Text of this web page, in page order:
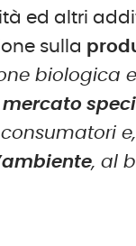
ed altri
sulla
biologica
mercato
, al